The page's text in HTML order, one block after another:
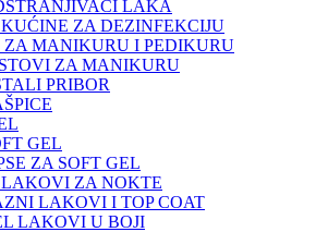
LAKA
ZA DEZINFEKCIJU
ZA MANIKURU I PEDIKURU
ZA MANIKURU
PRIBOR
GEL
ZA SOFT GEL
ZA NOKTE
LAKOVI I TOP COAT
LAKOVI U BOJI